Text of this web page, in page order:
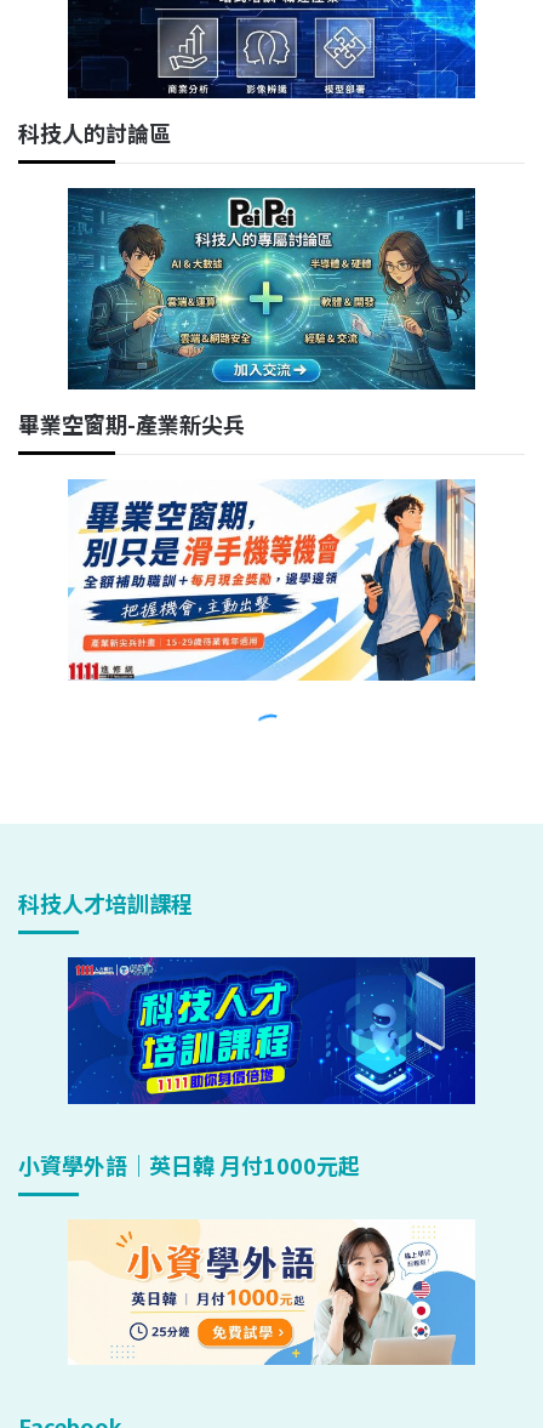
科技人才培訓課程
小資學外語｜英日韓 月付1000元起